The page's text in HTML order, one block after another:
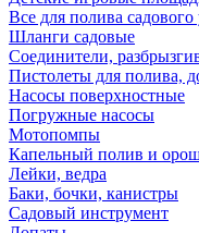
Все для полива садового
Шланги садовые
Соединители,
Пистолеты для полива,
Насосы поверхностные
Погружные насосы
Мотопомпы
Капельный полив и
Лейки, ведра
Баки, бочки, канистры
Садовый инструмент